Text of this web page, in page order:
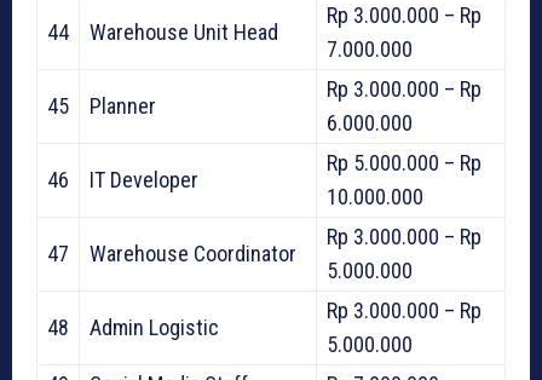
44 Warehouse Unit Head
Rp 3.000.000 – Rp
7.000.000
45 Planner
Rp 3.000.000 – Rp
6.000.000
46 IT Developer
Rp 5.000.000 – Rp
10.000.000
47 Warehouse Coordinator
Rp 3.000.000 – Rp
5.000.000
48 Admin Logistic
Rp 3.000.000 – Rp
5.000.000